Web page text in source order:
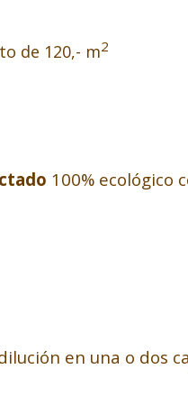
de 120,- m2
100% ecológico
en una o dos